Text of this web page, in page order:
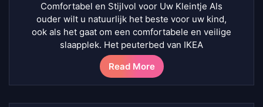
Comfortabel en Stijlvol voor Uw Kleintje Als
ouder wilt u natuurlijk het beste voor uw kind,
ook als het gaat om een comfortabele en veilige
slaapplek. Het peuterbed van IKEA
Read More